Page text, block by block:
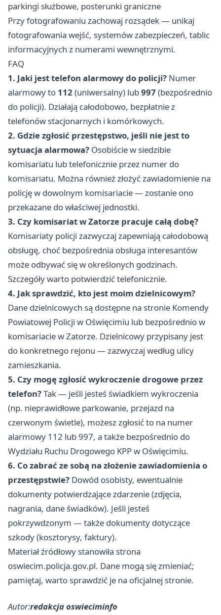
parkingi służbowe, posterunki graniczne
Przy fotografowaniu zachowaj rozsądek — unikaj
fotografowania wejść, systemów zabezpieczeń, tablic
informacyjnych z numerami wewnętrznymi.
FAQ
1. Jaki jest telefon alarmowy do policji? Numer
alarmowy to 112 (uniwersalny) lub997 (bezpośrednio
do policji). Działają całodobowo, bezpłatnie z
telefonów stacjonarnych i komórkowych.
2. Gdzie zgłosić przestępstwo, jeśli nie jest to
sytuacja alarmowa? Osobiście w siedzibie
komisariatu lub telefonicznie przez numer do
komisariatu. Można również złożyć zawiadomienie na
policję w dowolnym komisariacie — zostanie ono
przekazane do właściwej jednostki.
3. Czy komisariat w Zatorze pracuje całą dobę?
Komisariaty policji zazwyczaj zapewniają całodobową
obsługę, choć bezpośrednia obsługa interesantów
może odbywać się w określonych godzinach.
Szczegóły warto potwierdzić telefonicznie.
4. Jak sprawdzić, kto jest moim dzielnicowym?
Dane dzielnicowych są dostępne na stronie Komendy
Powiatowej Policji w Oświęcimiu lub bezpośrednio w
komisariacie w Zatorze. Dzielnicowy przypisany jest
do konkretnego rejonu — zazwyczaj według ulicy
zamieszkania.
5. Czy mogę zgłosić wykroczenie drogowe przez
telefon?Tak — jeśli jesteś świadkiem wykroczenia
(np. nieprawidłowe parkowanie, przejazd na
czerwonym świetle), możesz zgłosić to na numer
alarmowy 112 lub 997, a także bezpośrednio do
Wydziału Ruchu Drogowego KPP w Oświęcimiu.
6. Co zabrać ze sobą na złożenie zawiadomienia o
przestępstwie? Dowód osobisty, ewentualnie
dokumenty potwierdzające zdarzenie (zdjęcia,
nagrania, dane świadków). Jeśli jesteś
pokrzywdzonym — także dokumenty dotyczące
szkody (kosztorysy, faktury).
Materiał źródłowy stanowiła strona
oswiecim.policja.gov.pl. Dane mogą się zmieniać;
pamiętaj, warto sprawdzić je na oficjalnej stronie.
Autor:redakcja oswieciminfo